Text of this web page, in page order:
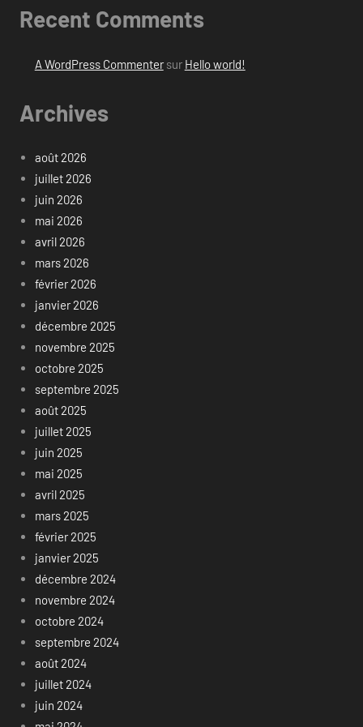
Recent Comments
A WordPress Commentersur Hello world!
Archives
août 2026
juillet 2026
juin 2026
mai 2026
avril 2026
mars 2026
février 2026
janvier 2026
décembre 2025
novembre 2025
octobre 2025
septembre 2025
août 2025
juillet 2025
juin 2025
mai 2025
avril 2025
mars 2025
février 2025
janvier 2025
décembre 2024
novembre 2024
octobre 2024
septembre 2024
août 2024
juillet 2024
juin 2024